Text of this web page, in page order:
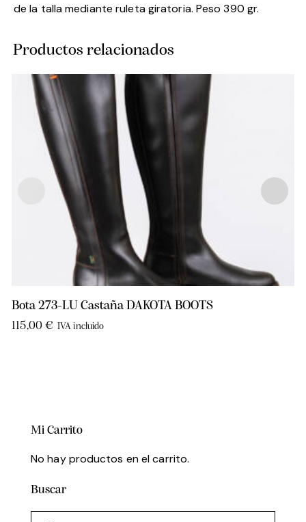
de la talla mediante ruleta giratoria. Peso 390 gr.
Productos relacionados
Bota 273-LU Castaña DAKOTA BOOTS
115,00 € IVA incluido
Mi Carrito
No hay productos en el carrito.
Buscar